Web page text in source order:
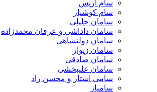
سام آریس
سام کوشیار
سامان جلیلی
سامان داداشی و عرفان محمدزاده
سامان دولتشاهی
سامان زیوار
سامان صادقی
سامان علیبخشی
سامی استار و محسن راد
سامیار